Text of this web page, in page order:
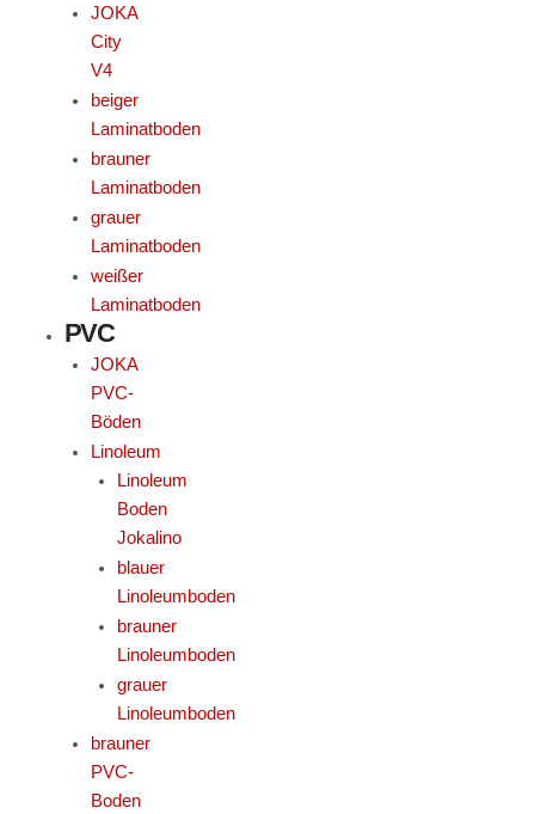
JOKA
City
V4
beiger
Laminatboden
brauner
Laminatboden
grauer
Laminatboden
weißer
Laminatboden
PVC
JOKA
PVC-
Böden
Linoleum
Linoleum
Boden
Jokalino
blauer
Linoleumboden
brauner
Linoleumboden
grauer
Linoleumboden
brauner
PVC-
Boden